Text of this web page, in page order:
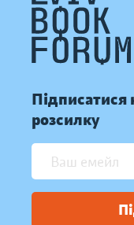
Підписатися
розсилку